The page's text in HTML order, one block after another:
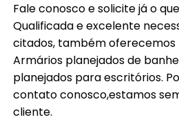
Fale conosco e solicite já o
Qualificada e excelente
citados, também
Armários planejados de
planejados para escritórios.
contato conosco,estamos
cliente.